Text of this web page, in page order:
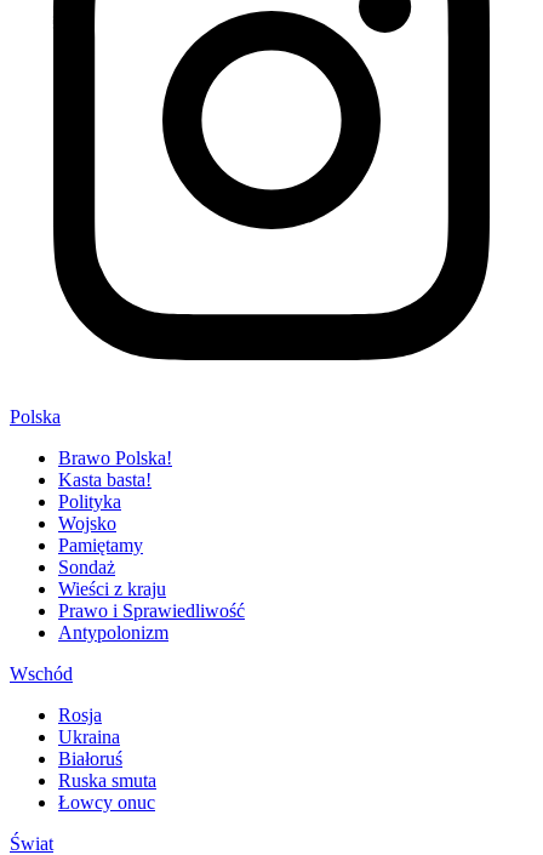
Polska
Brawo Polska!
Kasta basta!
Polityka
Wojsko
Pamiętamy
Sondaż
Wieści z kraju
Prawo i Sprawiedliwość
Antypolonizm
Wschód
Rosja
Ukraina
Białoruś
Ruska smuta
Łowcy onuc
Świat